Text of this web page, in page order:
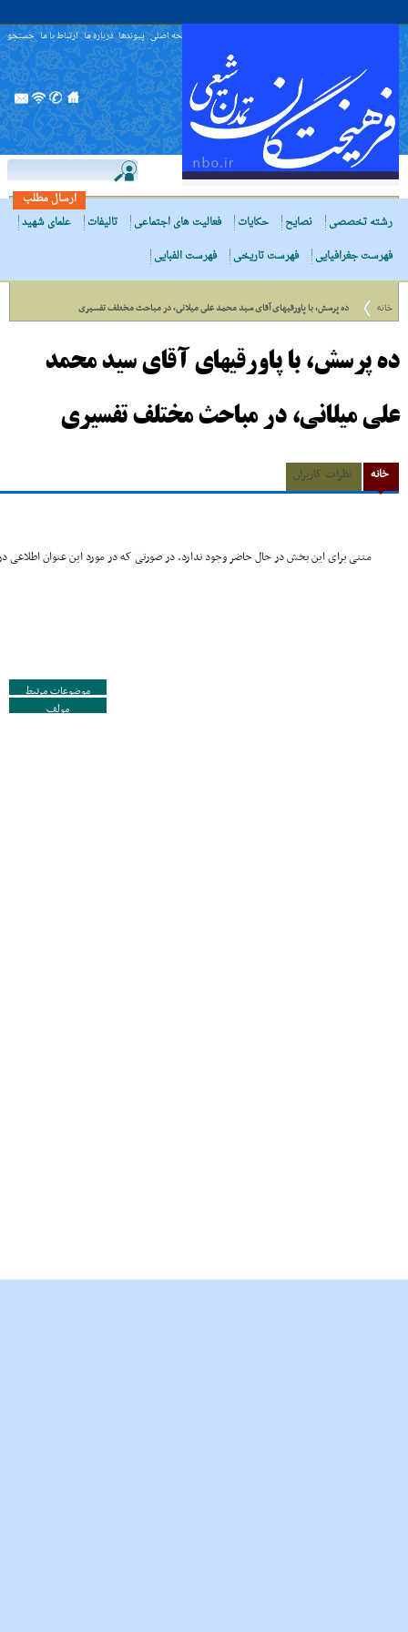
صفحه اصلی پیوندها درباره ما ارتباط با ما جستجو
ارسال مطلب
رشته تخصصی
نصایح حکایات فعالیت های اجتماعی تالیفات
علمای شهید
فهرست جغرافیایی
فهرست تاریخی فهرست الفبایی
خانه ده پرسش، با پاورقیهاى آقاى سید محمد على میلانى، در مباحث مختلف تفسیرى
ده پرسش، با پاورقیهاى آقاى سید محمد
على میلانى، در مباحث مختلف تفسیرى
خانه نظرات کاربران
متنی برای این بخش در حال حاضر وجود ندارد. در صورتی که در مورد این عنوان اطلاعی
موضوعات مرتبط
مولف